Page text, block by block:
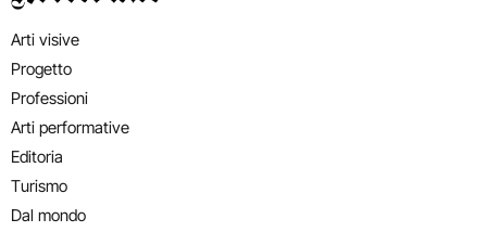
Arti visive
Progetto
Professioni
Arti performative
Editoria
Turismo
Dal mondo